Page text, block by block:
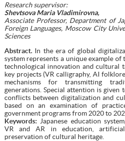
Research supervisor:
Shevtsova Maria Vladimirovna,
Associate Professor, Department of
Foreign Languages, Moscow City
Sciences
Abstract.In the era of global
system represents a unique example
technological innovation and cultural
key projects (VR calligraphy, AI
mechanisms for transmitting
generations. Special attention is given
conflicts between digitalization and
based on an examination of
government programs from 2020 to
Keywords: Japanese education
VR and AR in education,
preservation of cultural heritage.